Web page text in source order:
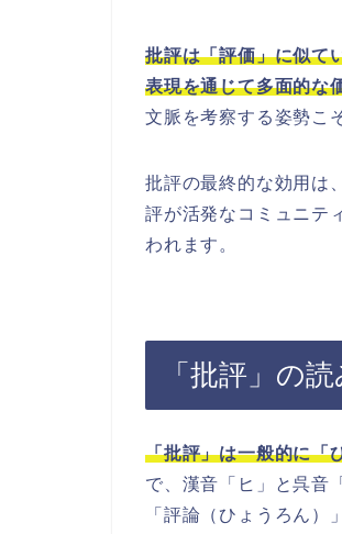
批評は「評価」に似て
表現を通じて多面的な
文脈を考察する姿勢こ
批評の最終的な効用は
評が活発なコミュニテ
われます。
「批評」の
「批評」は一般的に「
で、漢音「ヒ」と呉音
「評論（ひょうろん